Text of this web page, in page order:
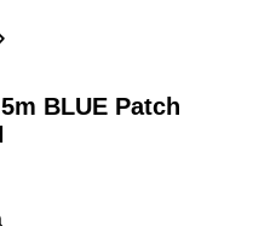
BLUE Patch